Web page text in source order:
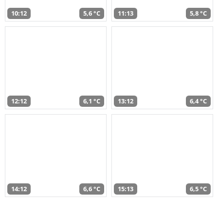
10:12 5,6 °C 11:13 5,8 °C
12:12 6,1 °C 13:12 6,4 °C
14:12 6,6 °C 15:13 6,5 °C